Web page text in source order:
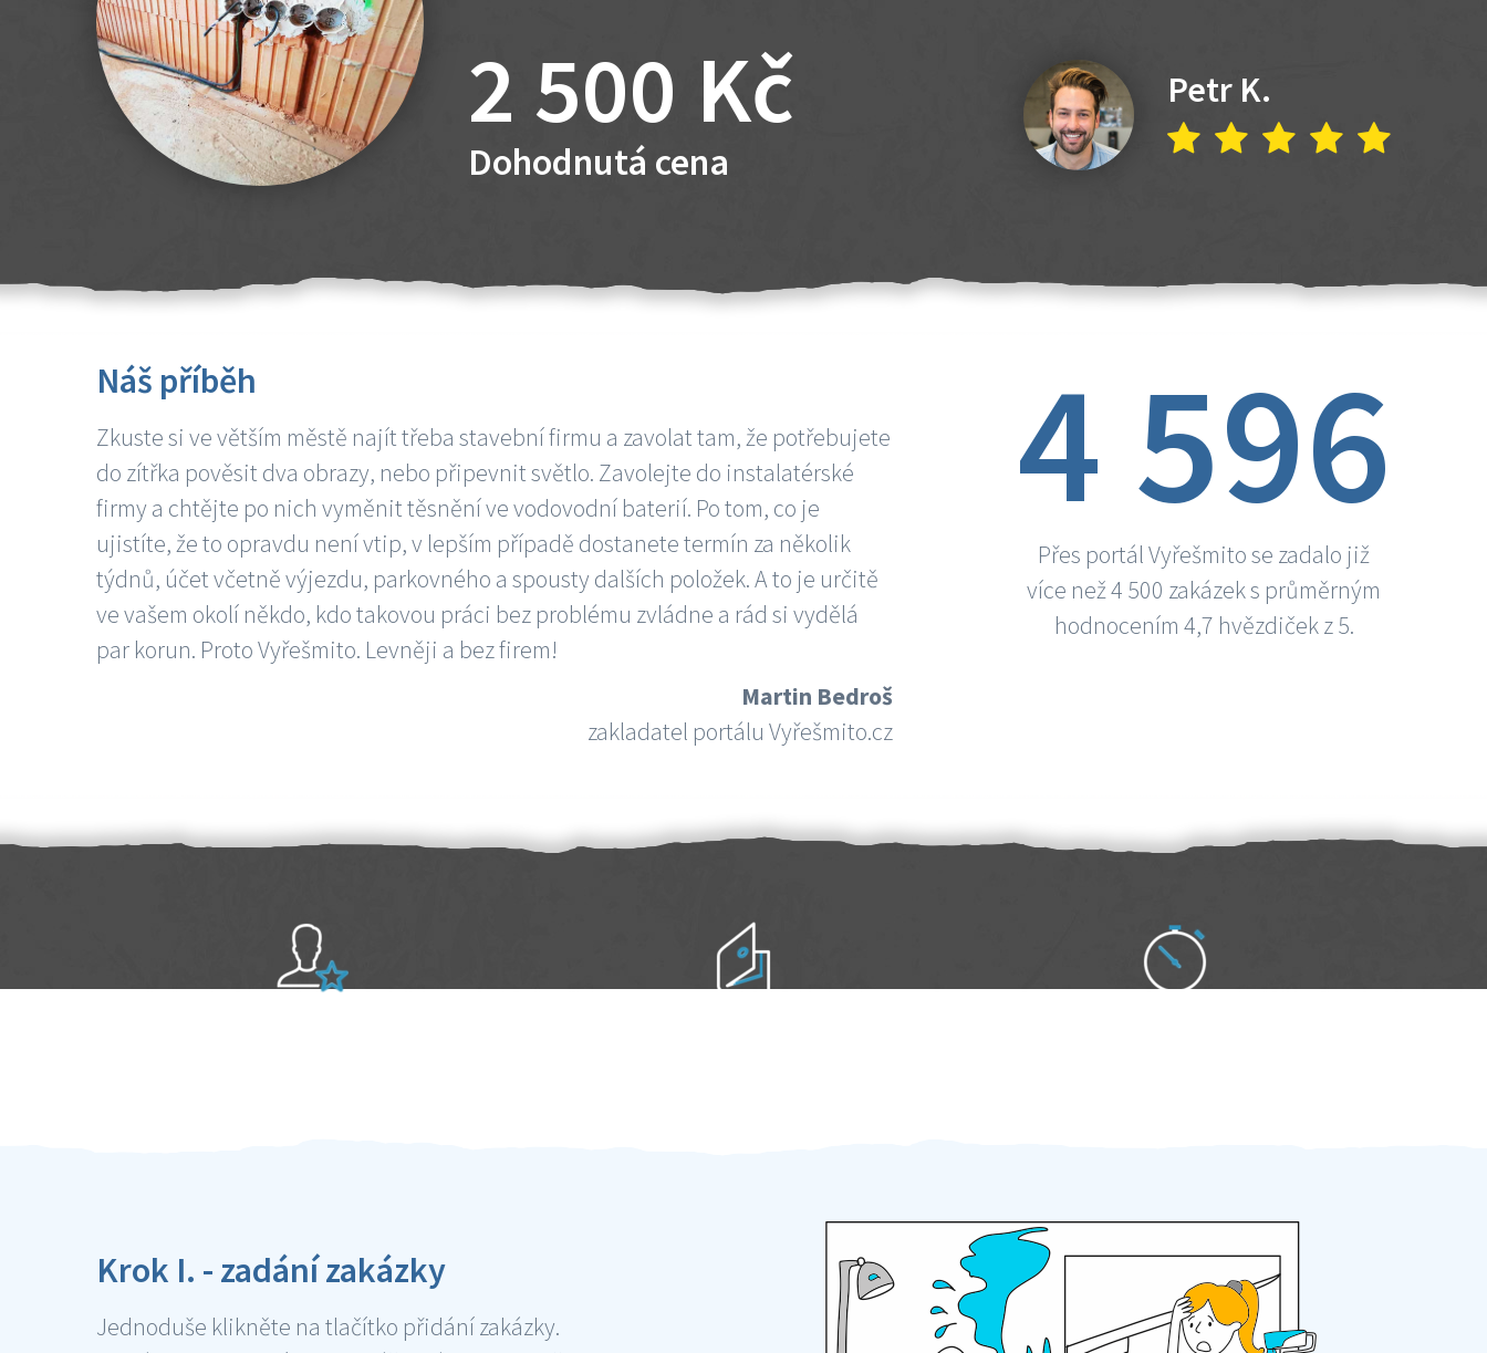
2 500 Kč
Dohodnutá cena
Petr K.
Náš příběh
Zkuste si ve větším městě najít třeba stavební firmu a zavolat tam, že potřebujete
do zítřka pověsit dva obrazy, nebo připevnit světlo. Zavolejte do instalatérské
firmy a chtějte po nich vyměnit těsnění ve vodovodní baterií. Po tom, co je
ujistíte, že to opravdu není vtip, v lepším případě dostanete termín za několik
týdnů, účet včetně výjezdu, parkovného a spousty dalších položek. A to je určitě
ve vašem okolí někdo, kdo takovou práci bez problému zvládne a rád si vydělá
par korun. Proto Vyřešmito. Levněji a bez firem!
Martin Bedroš
zakladatel portálu Vyřešmito.cz
4 596
Přes portál Vyřešmito se zadalo již
více než 4 500 zakázek s průměrným
hodnocením 4,7 hvězdiček z 5.
Krok I. - zadání zakázky
Jednoduše klikněte na tlačítko přidání zakázky.